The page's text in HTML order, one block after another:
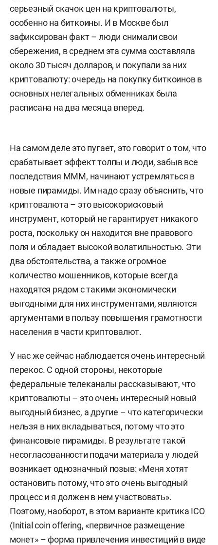
серьезный скачок цен на криптовалюты,
особенно на биткоины. И в Москве был
зафиксирован факт – люди снимали свои
сбережения, в среднем эта сумма составляла
около 30 тысяч долларов, и покупали за них
криптовалюту: очередь на покупку биткоинов в
основных нелегальных обменниках была
расписана на два месяца вперед.
На самом деле это пугает, это говорит о том, что
срабатывает эффект толпы и люди, забыв все
последствия МММ, начинают устремляться в
новые пирамиды. Им надо сразу объяснить, что
криптовалюта – это высокорисковый
инструмент, который не гарантирует никакого
роста, поскольку он находится вне правового
поля и обладает высокой волатильностью. Эти
два обстоятельства, а также огромное
количество мошенников, которые всегда
находятся рядом с такими экономически
выгодными для них инструментами, являются
аргументами в пользу повышения грамотности
населения в части криптовалют.
У нас же сейчас наблюдается очень интересный
перекос. С одной стороны, некоторые
федеральные телеканалы рассказывают, что
криптовалюты – это очень интересный новый
выгодный бизнес, а другие – что категорически
нельзя в них вкладываться, потому что это
финансовые пирамиды. В результате такой
несогласованности подачи материала у людей
возникает однозначный позыв: «Меня хотят
остановить потому, что это очень выгодный
процесс и я должен в нем участвовать».
Поэтому, наоборот, в этом варианте критика ICO
(Initial coin offering, «первичное размещение
монет» – форма привлечения инвестиций в виде